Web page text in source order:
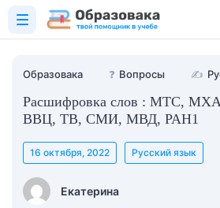
Образовака ❓ Вопросы ✍
Расшифровка слов : МТС,
ВВЦ, ТВ, СМИ, МВД, РАН1
Екатерина
16 октября, 2022 Русский язык